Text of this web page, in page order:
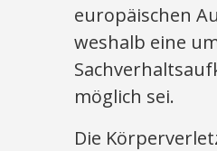
europäischen
weshalb eine
möglich sei.
Die